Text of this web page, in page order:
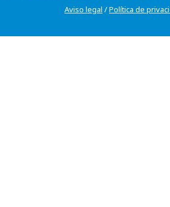
Aviso legal /Política de